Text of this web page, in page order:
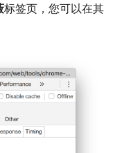
标签页，您可以在其